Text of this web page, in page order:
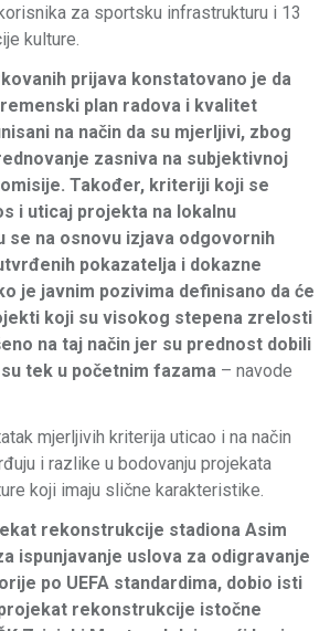
za sportsku infrastrukturu i 13
kulture.
prijava konstatovano je da
plan radova i kvalitet
na način da su mjerljivi, zbog
zasniva na subjektivnoj
Također, kriteriji koji se
i uticaj projekta na lokalnu
se na osnovu izjava odgovornih
pokazatelja i dokazne
je javnim pozivima definisano da će
koji su visokog stepena zrelosti
na taj način jer su prednost dobili
tek u početnim fazama – navode
mjerljivih kriterija uticao i na način
i razlike u bodovanju projekata
koji imaju slične karakteristike.
rekonstrukcije stadiona Asim
ispunjavanje uslova za odigravanje
po UEFA standardima, dobio isti
rekonstrukcije istočne